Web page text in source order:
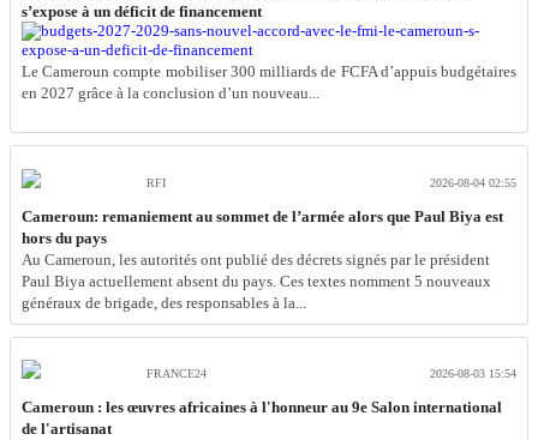
s’expose à un déficit de financement
Le Cameroun compte mobiliser 300 milliards de FCFA d’appuis budgétaires
en 2027 grâce à la conclusion d’un nouveau...
RFI 2026-08-04 02:55
Cameroun: remaniement au sommet de l’armée alors que Paul Biya est
hors du pays
Au Cameroun, les autorités ont publié des décrets signés par le président
Paul Biya actuellement absent du pays. Ces textes nomment 5 nouveaux
généraux de brigade, des responsables à la...
FRANCE24 2026-08-03 15:54
Cameroun : les œuvres africaines à l'honneur au 9e Salon international
de l'artisanat